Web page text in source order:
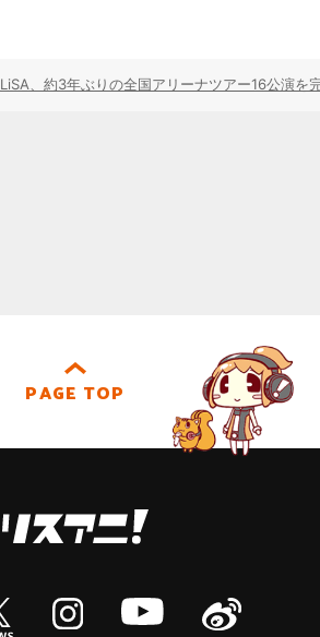
LiSA、約3年ぶりの全国アリーナツアー16公演
PAGE TOP